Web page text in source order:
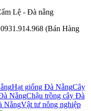
Lệ - Đà nẵng
(Bán Hàng
Hạt giống Đà NẵngCây
NẵngChậu trồng cây Đà
NẵngVật tư nông nghiệp